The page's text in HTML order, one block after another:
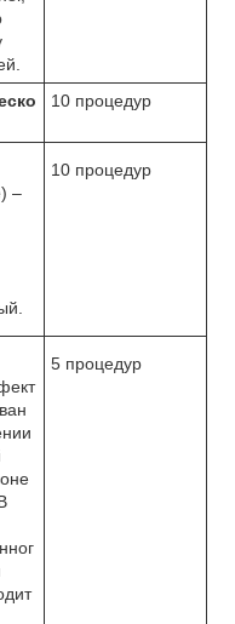
10 процедур
–
10 процедур
5 процедур